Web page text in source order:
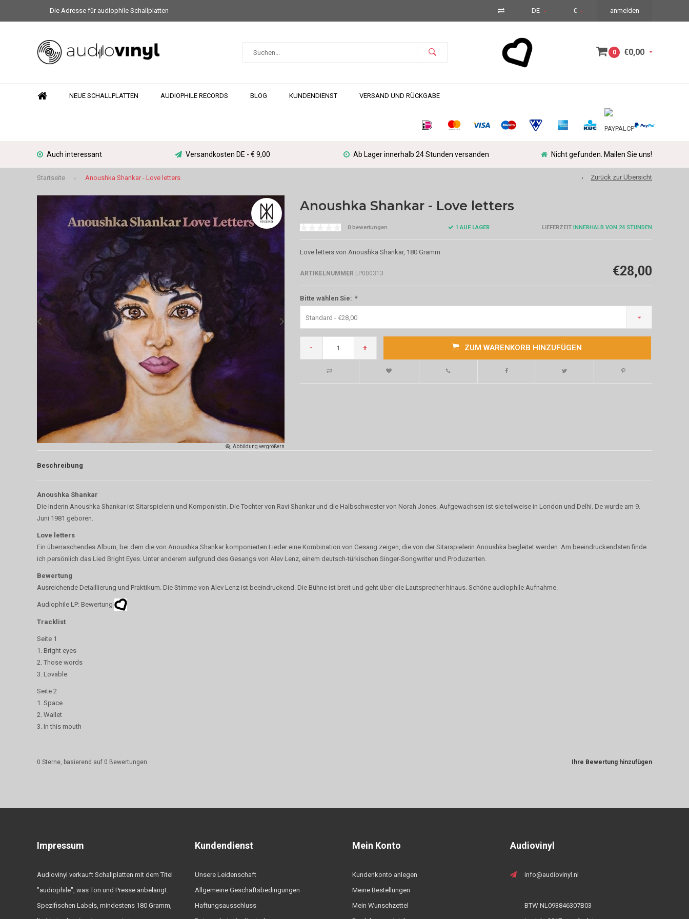
Die Adresse für audiophile Schallplatten DE € anmelden
0 €0,00
NEUE SCHALLPLATTEN AUDIOPHILE RECORDS BLOG KUNDENDIENST VERSAND UND RÜCKGABE
Auch interessant Versandkosten DE - € 9,00 Ab Lager innerhalb 24 Stunden versanden Nicht gefunden. Mailen Sie uns!
Startseite Anoushka Shankar - Love letters Zurück zur Übersicht
Abbildung vergrößern
Anoushka Shankar - Love letters
0 bewertungen 1 AUF LAGER LIEFERZEITINNERHALB VON 24 STUNDEN
Love letters von Anoushka Shankar, 180 Gramm
ARTIKELNUMMER LP000313 €28,00
Bitte wählen Sie: *
Standard - €28,00
- + ZUM WARENKORB HINZUFÜGEN
Beschreibung
Anoushka Shankar
Die Inderin Anoushka Shankar ist Sitarspielerin und Komponistin. Die Tochter von Ravi Shankar und die Halbschwester von Norah Jones. Aufgewachsen ist sie teilweise in London und Delhi. De wurde am 9.
Juni 1981 geboren.
Love letters
Ein überraschendes Album, bei dem die von Anoushka Shankar komponierten Lieder eine Kombination von Gesang zeigen, die von der Sitarspielerin Anoushka begleitet werden. Am beeindruckendsten finde
ich persönlich das Lied Bright Eyes. Unter anderem aufgrund des Gesangs von Alev Lenz, einem deutsch-türkischen Singer-Songwriter und Produzenten.
Bewertung
Ausreichende Detaillierung und Praktikum. Die Stimme von Alev Lenz ist beeindruckend. Die Bühne ist breit und geht über die Lautsprecher hinaus. Schöne audiophile Aufnahme.
Audiophile LP: Bewertung
Tracklist
Seite 1
1. Bright eyes
2. Those words
3. Lovable
Seite 2
1. Space
2. Wallet
3. In this mouth
Ihre Bewertung hinzufügen
0 Sterne, basierend auf 0 Bewertungen
Impressum
Audiovinyl verkauft Schallplatten mit dem Titel
"audiophile", was Ton und Presse anbelangt.
Spezifischen Labels, mindestens 180 Gramm,
Kundendienst
Unsere Leidenschaft
Allgemeine Geschäftsbedingungen
Haftungsausschluss
Mein Konto
Kundenkonto anlegen
Meine Bestellungen
Mein Wunschzettel
Audiovinyl
info@audiovinyl.nl
BTW NL093846307B03